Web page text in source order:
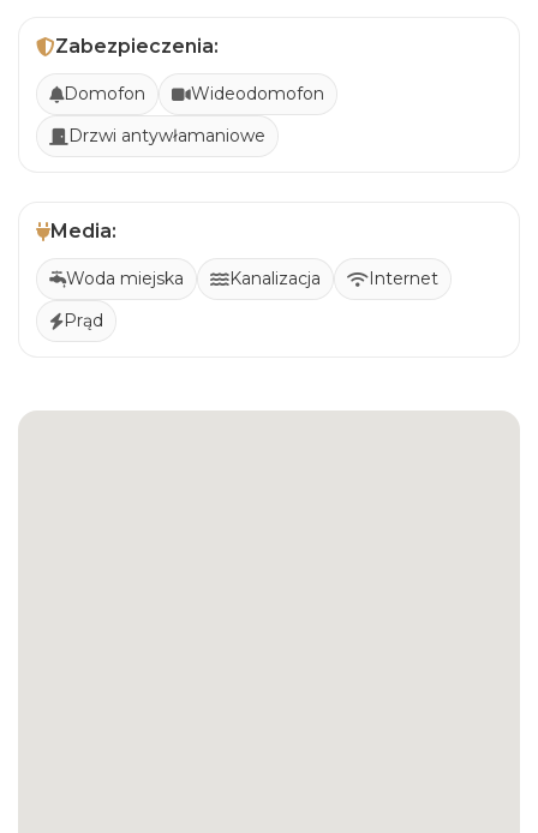
Zabezpieczenia:
Domofon
Wideodomofon
Drzwi antywłamaniowe
Media:
Woda miejska Kanalizacja
Internet
Prąd